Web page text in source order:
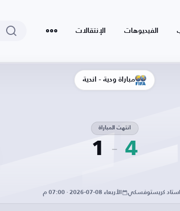
الفيديوهات الإنتقالات
مباراة ودية - أندية
4
انتهت المباراة
1
استاد كريستوفسكي الأربعاء 08-07-2026 · 07:00 م